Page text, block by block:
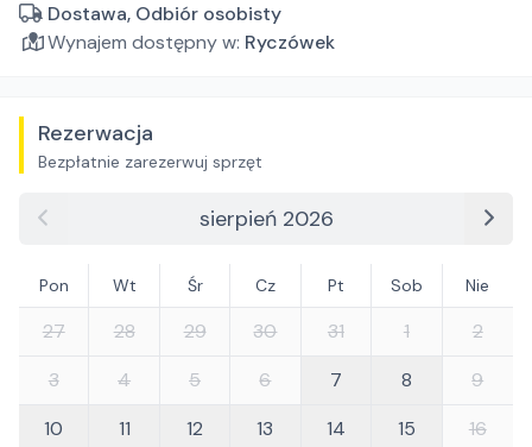
Dostawa, Odbiór osobisty
Wynajem dostępny w: Ryczówek
Rezerwacja
Bezpłatnie zarezerwuj sprzęt
sierpień 2026
Pon Wt Śr Cz Pt Sob Nie
27 28 29 30 31 1
2
3
4 5 6 7 8
9
10
11 12 13 14 15
16